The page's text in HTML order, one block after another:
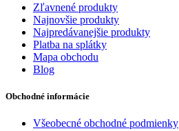
Zľavnené produkty
Najnovšie produkty
Najpredávanejšie produkty
Platba na splátky
Mapa obchodu
Blog
Obchodné informácie
Všeobecné obchodné podmienky